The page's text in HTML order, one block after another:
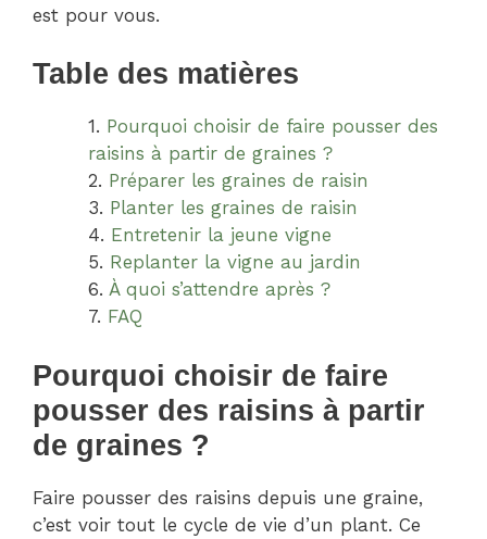
est pour vous.
Table des matières
Pourquoi choisir de faire pousser des
raisins à partir de graines ?
Préparer les graines de raisin
Planter les graines de raisin
Entretenir la jeune vigne
Replanter la vigne au jardin
À quoi s’attendre après ?
FAQ
Pourquoi choisir de faire
pousser des raisins à partir
de graines ?
Faire pousser des raisins depuis une graine,
c’est voir tout le cycle de vie d’un plant. Ce